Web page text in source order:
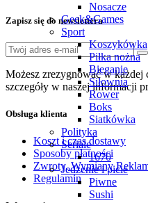
Nosacze
Geek&Games
Sport
Koszykówka
Piłka nożna
Bieganie
Siłownia
Rower
Boks
Siatkówka
Polityka
Seriale
1670
Jedzenie i picie
Piwne
Sushi
Zapisz się do newslettera
Możesz zrezygnować w
szczegóły w naszej informacji
Obsługa klienta
Koszt i czas dostawy
Sposoby płatności
Zwroty, Wymiany
Regulamin